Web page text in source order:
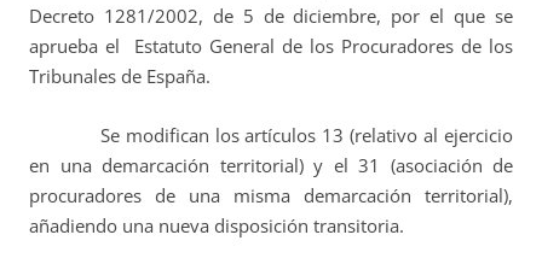
Decreto 1281/2002, de 5 de diciembre, por el que se
aprueba el Estatuto General de los Procuradores de los
Tribunales de España.
Se modifican los artículos 13 (relativo al ejercicio
en una demarcación territorial) y el 31 (asociación de
procuradores de una misma demarcación territorial),
añadiendo una nueva disposición transitoria.